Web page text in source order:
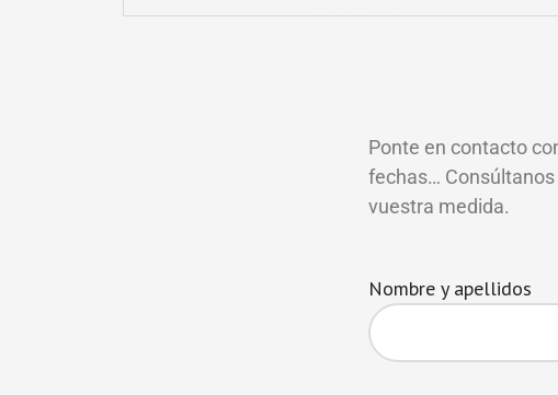
Ponte en contacto
fechas…
vuestra medida.
Nombre y apellidos